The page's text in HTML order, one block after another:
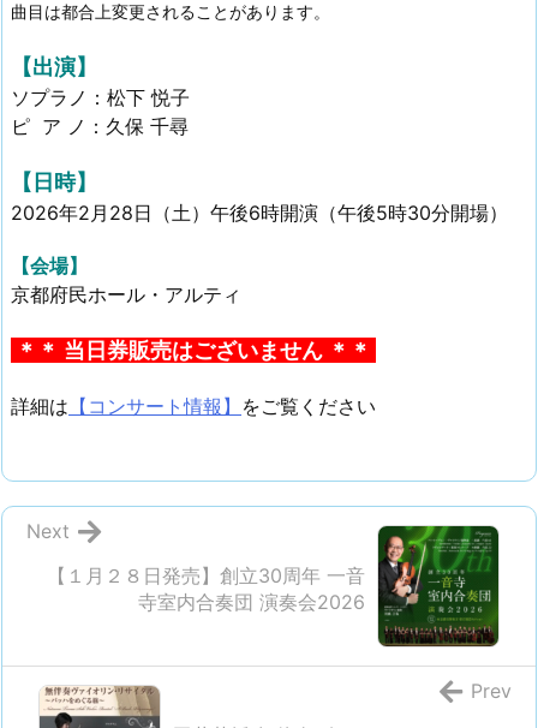
曲目は都合上変更されることがあります。
【出演】
ソプラノ：松下 悦子
ピ ア ノ：久保 千尋
【日時】
2026年2月28日（土）午後6時開演（午後5時30分開場）
【会場】
京都府民ホール・アルティ
＊＊ 当日券販売はございません ＊＊
詳細は 【コンサート情報】 をご覧ください
【１月２８日発売】創立30周年 一音
寺室内合奏団 演奏会2026
Next
Prev